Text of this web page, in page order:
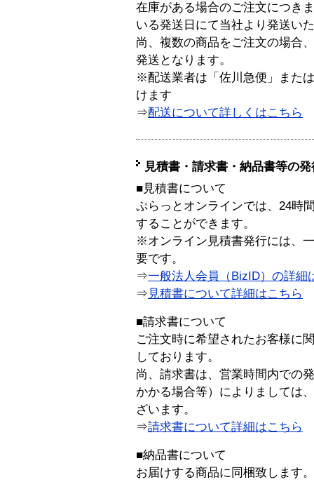
在庫がある場合のご注文につき
いる発送日にて当社より発送い
尚、複数の商品をご注文の場合
発送となります。
※配送業者は「佐川急便」また
けます
⇒配送について詳しくはこちら
見積書・請求書・納品書等の
■見積書について
ぷらっとオンラインでは、24時
することができます。
※オンライン見積書発行には、
要です。
⇒一般法人会員（BizID）の詳細
⇒ 見積書について詳細はこちら
■請求書について
ご注文時に希望されたお客様に
しております。
尚、請求書は、営業時間内での
かかる場合等）によりましては
ざいます。
⇒請求書について詳細はこちら
■納品書について
お届けする商品に同梱致します。